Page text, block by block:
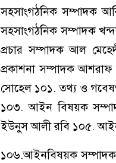
সহসাংগঠনিক সম্পাদক
সহসাংগঠনিক সম্পাদক
প্রচার সম্পাদক আল
প্রকাশনা সম্পাদক
সোহেল ১০১. তথ্য ও
১০৩. আইন বিষয়ক
ইউনুস আলী রবি ১০৫. আইন
১০৬.আইনবিষয়ক সম্পাদক